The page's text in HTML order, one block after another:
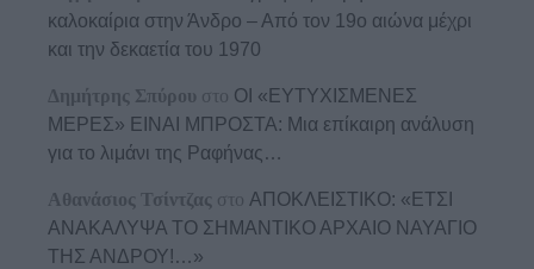
καλοκαίρια στην Άνδρο – Από τον 19ο αιώνα μέχρι
και την δεκαετία του 1970
Δημήτρης Σπύρου στο ΟΙ «ΕΥΤΥΧΙΣΜΕΝΕΣ
ΜΕΡΕΣ» ΕΙΝΑΙ ΜΠΡΟΣΤΑ: Μια επίκαιρη ανάλυση
για το λιμάνι της Ραφήνας…
Αθανάσιος Τσίντζας στο ΑΠΟΚΛΕΙΣΤΙΚΟ: «ΕΤΣΙ
ΑΝΑΚΑΛΥΨΑ ΤΟ ΣΗΜΑΝΤΙΚΟ ΑΡΧΑΙΟ ΝΑΥΑΓΙΟ
ΤΗΣ ΑΝΔΡΟΥ!…»